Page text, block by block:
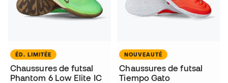
ÉD. LIMITÉE
Chaussures de futsal
Phantom 6 Low Elite IC
NOUVEAUTÉ
Chaussures de futsal
Tiempo Gato